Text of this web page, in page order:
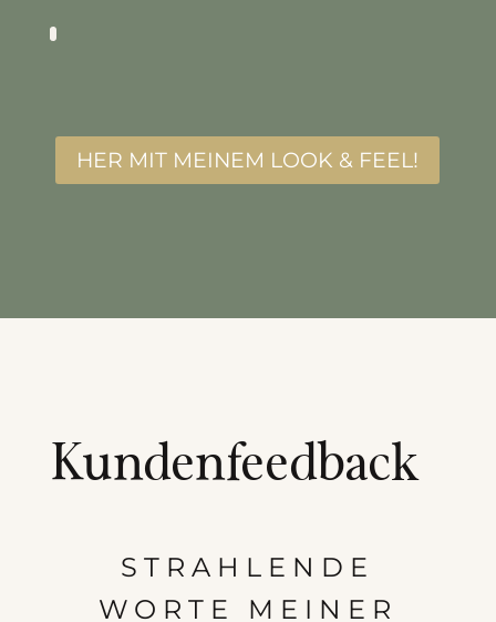
HER MIT MEINEM LOOK & FEEL!
Kundenfeedback
STRAHLENDE
WORTE MEINER